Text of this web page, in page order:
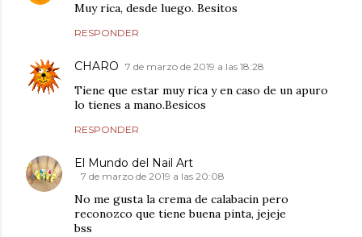
Muy rica, desde luego. Besitos
RESPONDER
CHARO 7 de marzo de 2019 a las 18:28
Tiene que estar muy rica y en caso de un apuro
lo tienes a mano.Besicos
RESPONDER
El Mundo del Nail Art
7 de marzo de 2019 a las 20:08
No me gusta la crema de calabacin pero
reconozco que tiene buena pinta, jejeje
bss